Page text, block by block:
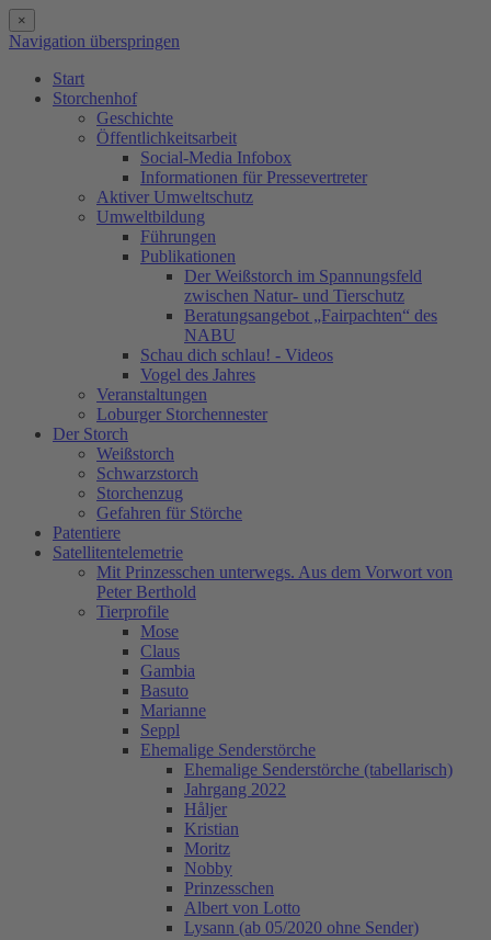
×
Navigation überspringen
Start
Storchenhof
Geschichte
Öffentlichkeitsarbeit
Social-Media Infobox
Informationen für Pressevertreter
Aktiver Umweltschutz
Umweltbildung
Führungen
Publikationen
Der Weißstorch im Spannungsfeld
zwischen Natur- und Tierschutz
Beratungsangebot „Fairpachten“ des
NABU
Schau dich schlau! - Videos
Vogel des Jahres
Veranstaltungen
Loburger Storchennester
Der Storch
Weißstorch
Schwarzstorch
Storchenzug
Gefahren für Störche
Patentiere
Satellitentelemetrie
Mit Prinzesschen unterwegs. Aus dem Vorwort von
Peter Berthold
Tierprofile
Mose
Claus
Gambia
Basuto
Marianne
Seppl
Ehemalige Senderstörche
Ehemalige Senderstörche (tabellarisch)
Jahrgang 2022
Håljer
Kristian
Moritz
Nobby
Prinzesschen
Albert von Lotto
Lysann (ab 05/2020 ohne Sender)